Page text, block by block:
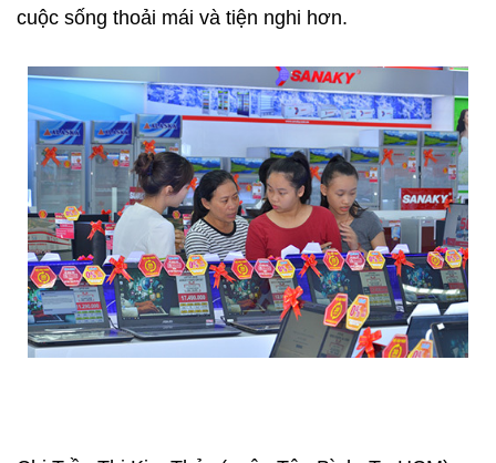
cuộc sống thoải mái và tiện nghi hơn.